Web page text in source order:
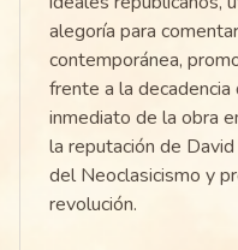
alegoría para
contemporánea,
frente a la
inmediato de la obra
la reputación de
del Neoclasicismo y
revolución.